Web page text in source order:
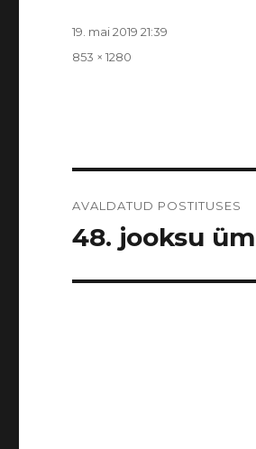
Postitatud
19. mai 2019 21:39
Täissuurus
853 × 1280
AVALDATUD POSTITUSES
48. jooksu